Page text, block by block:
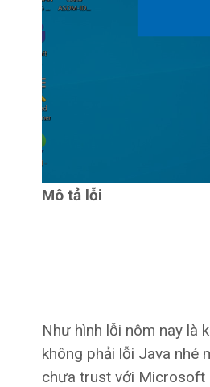
Mô tả lỗi
Như hình lỗi nôm nay là
không phải lỗi Java nhé
chưa trust với Microsoft